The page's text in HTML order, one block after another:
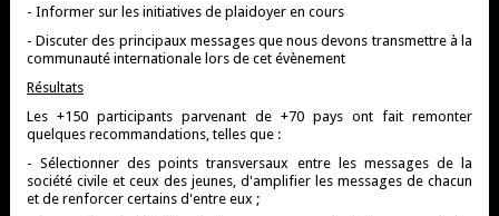
- Informer sur les initiatives de plaidoyer en cours
- Discuter des principaux messages que nous devons transmettre à la
communauté internationale lors de cet évènement
Résultats
Les +150 participants parvenant de +70 pays ont fait remonter
quelques recommandations, telles que :
- Sélectionner des points transversaux entre les messages de la
société civile et ceux des jeunes, d'amplifier les messages de chacun
et de renforcer certains d'entre eux ;